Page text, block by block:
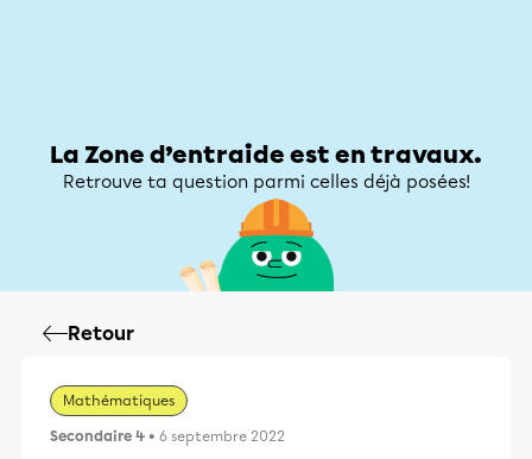
La Zone d’entraide est en travaux.
Retrouve ta question parmi celles déjà posées!
Retour
Mathématiques
Secondaire 4 • 6 septembre 2022